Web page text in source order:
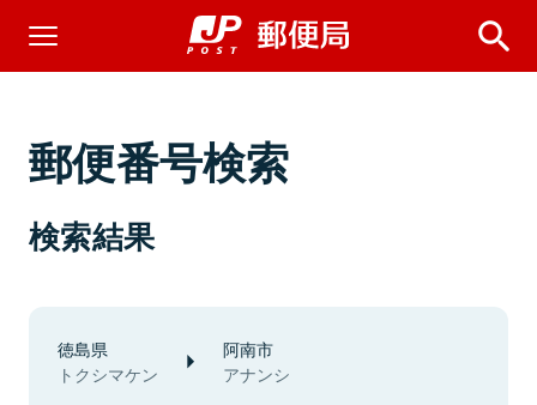
郵便番号検索
検索結果
徳島県
トクシマケン
阿南市
アナンシ